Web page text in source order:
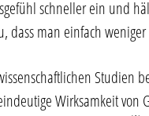
schneller ein und
dass man einfach weniger
Studien
Wirksamkeit von